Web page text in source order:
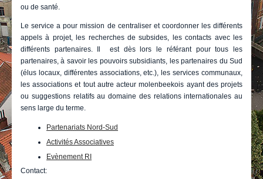
Actualités
ou de santé.
Le service a pour mission de centraliser et coordonner les différents
appels à projet, les recherches de subsides, les contacts avec les
différents partenaires. Il est dès lors le référant pour tous les
partenaires, à savoir les pouvoirs subsidiants, les partenaires du Sud
(élus locaux, différentes associations, etc.), les services communaux,
les associations et tout autre acteur molenbeekois ayant des projets
ou suggestions relatifs au domaine des relations internationales au
sens large du terme.
Partenariats Nord-Sud
Activités Associatives
Evènement RI
Contact: